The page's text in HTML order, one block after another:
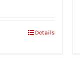
Details